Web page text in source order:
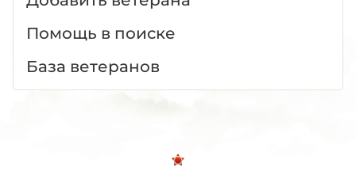
Помощь в поиске
База ветеранов